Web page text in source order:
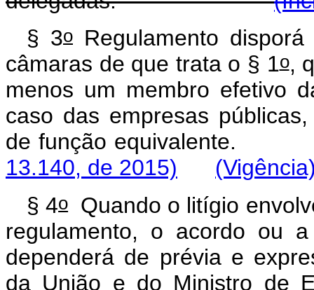
§ 3o Regulamento
câmaras de que trata o § 1o,
menos um membro efetivo
caso das empresas
de função equivalente.
13.140, de 2015)
§ 4oQuando o litígio
regulamento, o acordo ou
dependerá de prévia e
da União e do Ministro de